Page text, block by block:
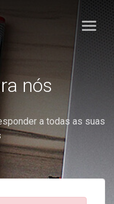
nós
a todas as suas